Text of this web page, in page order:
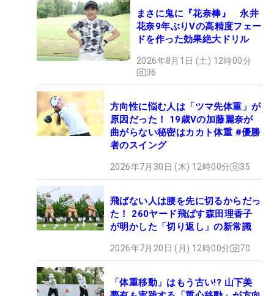
まさに鬼に『花奈棒』 永井
花奈9年ぶりVの高精度フェー
ドを作った効果絶大ドリル
2026年8月1日 (土) 12時00分
36
方向性に悩む人は「ツマ先体重」が
原因だった！ 19歳Vの加藤麗奈が
曲がらない秘密はカカト体重 #優勝
者のスイング
2026年7月30日 (木) 12時00分 35
飛ばない人は腰を先に切るからだっ
た！ 260ヤード飛ばす森田理香子
が明かした「切り返し」の新常識
2026年7月20日 (月) 12時00分 70
「体重移動」はもう古い!? 山下美